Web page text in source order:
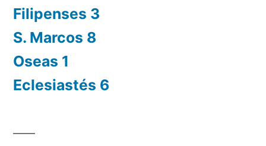
Filipenses 3
S. Marcos 8
Oseas 1
Eclesiastés 6